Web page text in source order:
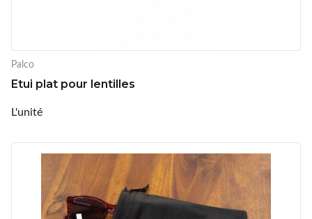
Palco
Etui plat pour lentilles
L'unité